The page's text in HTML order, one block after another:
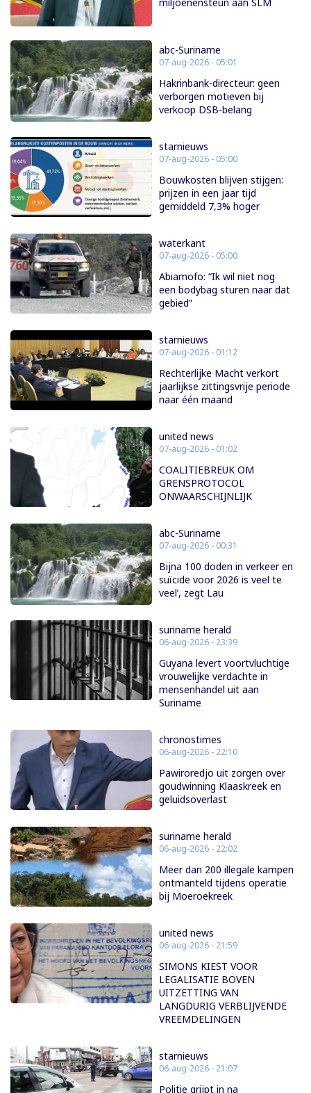
miljoenensteun aan SLM
abc-Suriname
07-aug-2026 - 05:01
Hakrinbank-directeur: geen
verborgen motieven bij
verkoop DSB-belang
starnieuws
07-aug-2026 - 05:00
Bouwkosten blijven stijgen:
prijzen in een jaar tijd
gemiddeld 7,3% hoger
waterkant
07-aug-2026 - 05:00
Abiamofo: “Ik wil niet nog
een bodybag sturen naar dat
gebied”
starnieuws
07-aug-2026 - 01:12
Rechterlijke Macht verkort
jaarlijkse zittingsvrije periode
naar één maand
united news
07-aug-2026 - 01:02
COALITIEBREUK OM
GRENSPROTOCOL
ONWAARSCHIJNLIJK
abc-Suriname
07-aug-2026 - 00:31
Bijna 100 doden in verkeer en
suïcide voor 2026 is veel te
veel’, zegt Lau
suriname herald
06-aug-2026 - 23:39
Guyana levert voortvluchtige
vrouwelijke verdachte in
mensenhandel uit aan
Suriname
chronostimes
06-aug-2026 - 22:10
Pawiroredjo uit zorgen over
goudwinning Klaaskreek en
geluidsoverlast
suriname herald
06-aug-2026 - 22:02
Meer dan 200 illegale kampen
ontmanteld tijdens operatie
bij Moeroekreek
united news
06-aug-2026 - 21:59
SIMONS KIEST VOOR
LEGALISATIE BOVEN
UITZETTING VAN
LANGDURIG VERBLIJVENDE
VREEMDELINGEN
starnieuws
06-aug-2026 - 21:07
Politie grijpt in na